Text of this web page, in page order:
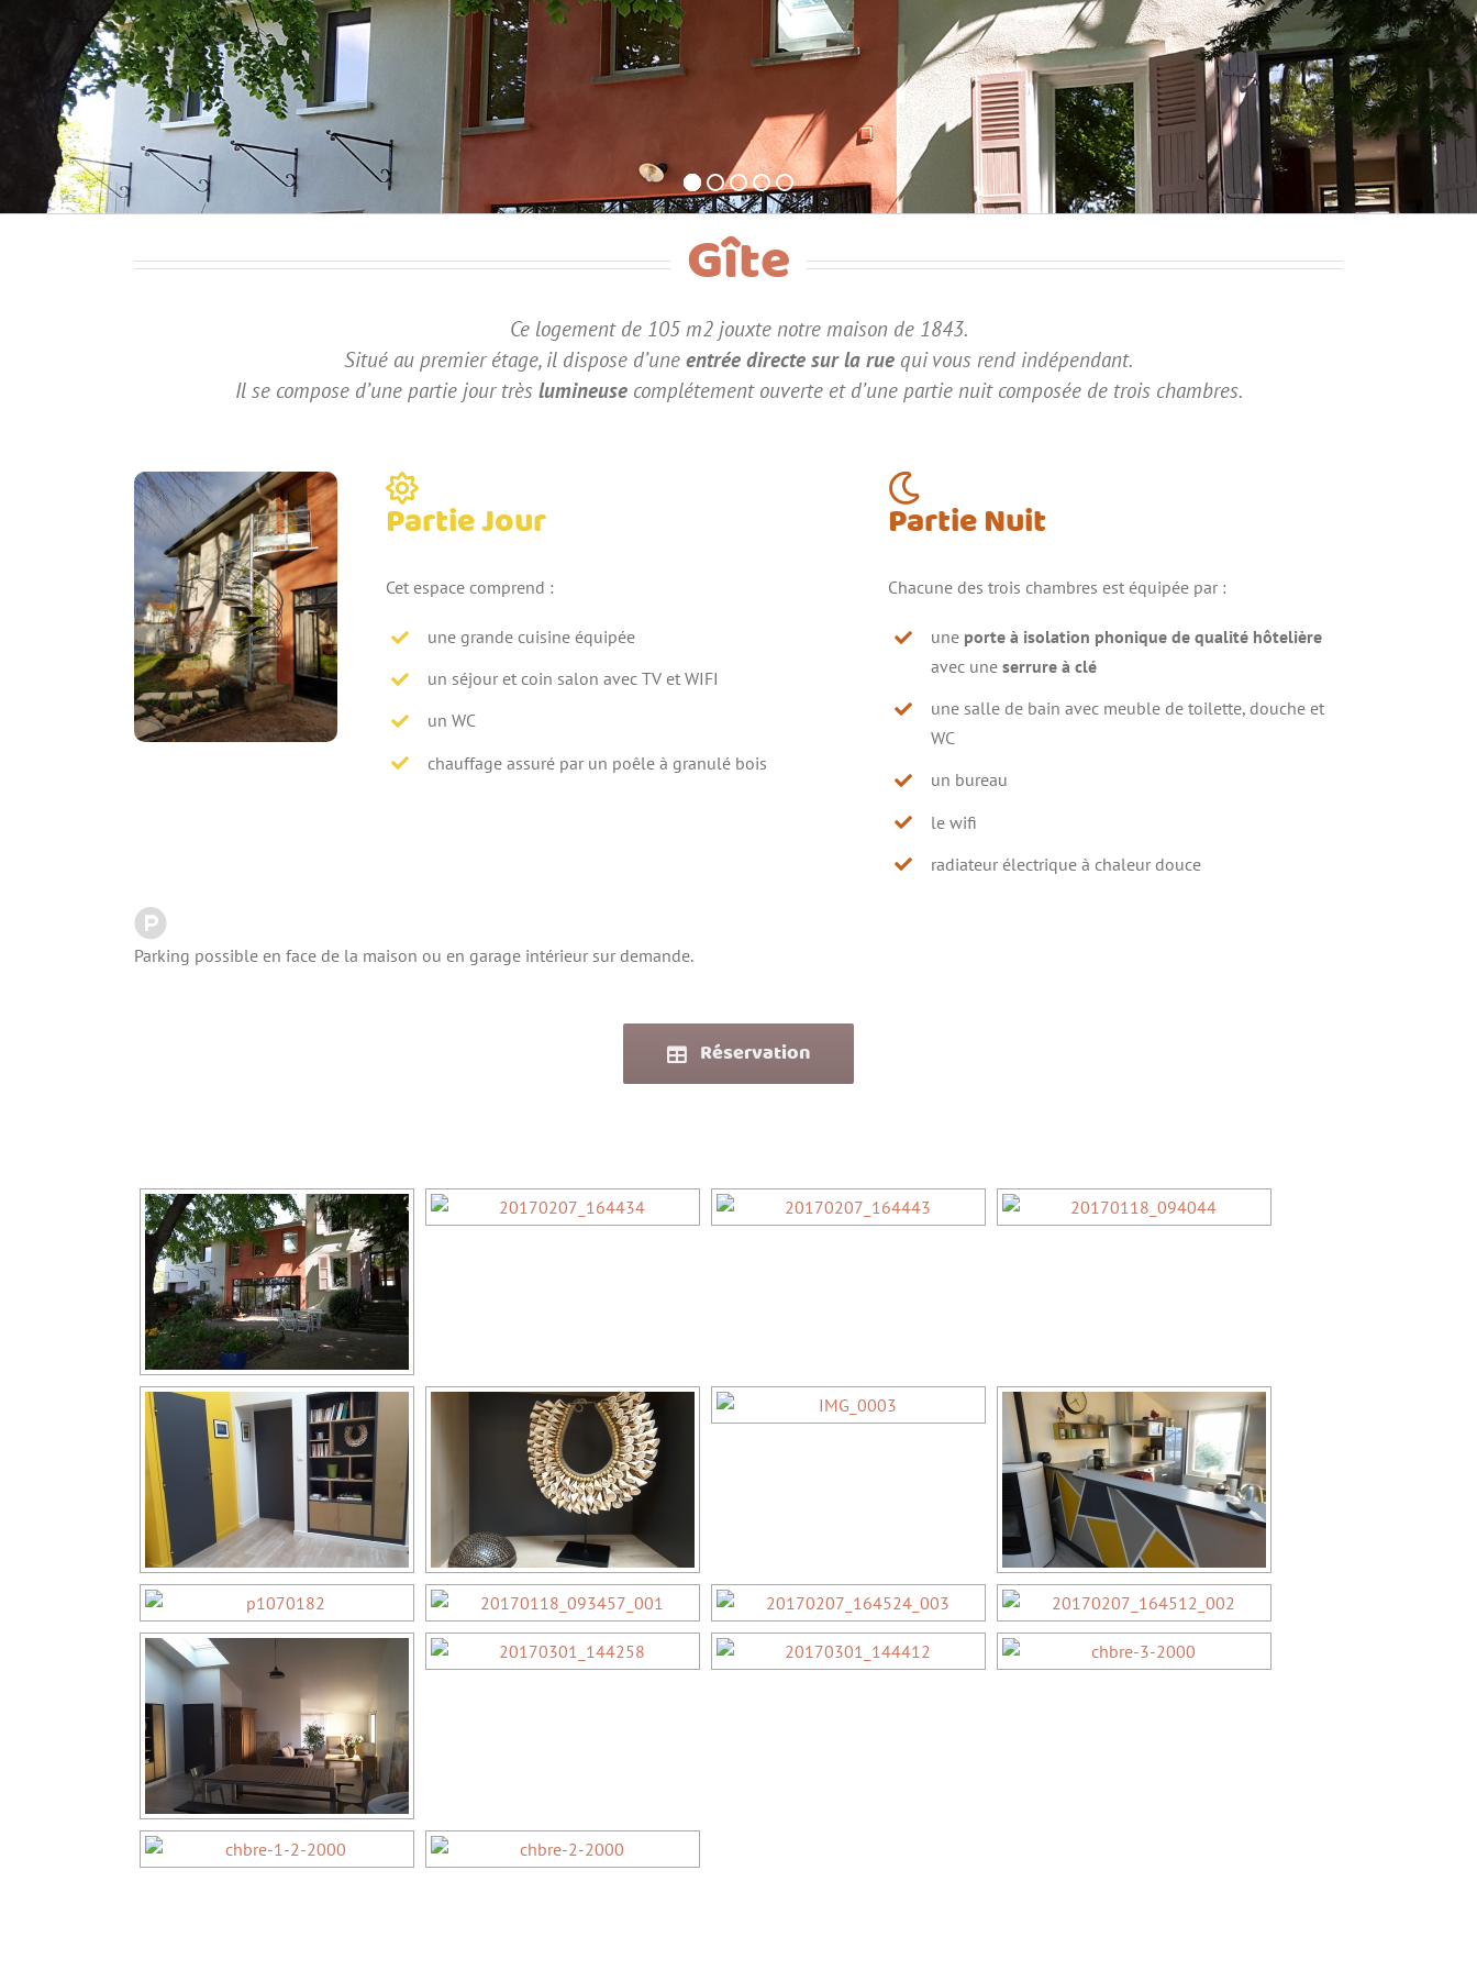
Gîte
Ce logement de 105 m2 jouxte notre maison de 1843.
Situé au premier étage, il dispose d’une entrée directe sur la rue qui vous rend indépendant.
Il se compose d’une partie jour très lumineusecomplétement ouverte et d’une partie nuit composée de trois chambres.
Partie Jour
Cet espace comprend :
une grande cuisine équipée
un séjour et coin salon avec TV et WIFI
un WC
chauffage assuré par un poêle à granulé bois
Partie Nuit
Chacune des trois chambres est équipée par :
une porte à isolation phonique de qualité hôtelière
avec une serrure à clé
une salle de bain avec meuble de toilette, douche et
WC
un bureau
le wifi
radiateur électrique à chaleur douce
Parking possible en face de la maison ou en garage intérieur sur demande.
Réservation